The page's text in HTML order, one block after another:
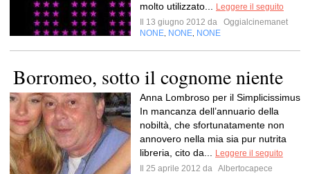
molto utilizzato...
Leggere il seguito
Il 13 giugno 2012 da
Oggialcinemanet
NONE NONE NONE
Borromeo, sotto il cognome niente
Anna Lombroso per il Simplicissimus
In mancanza dell’annuario della
nobiltà, che sfortunatamente non
annovero nella mia sia pur nutrita
libreria, cito da...
Leggere il seguito
Il 25 aprile 2012 da Albertocapece